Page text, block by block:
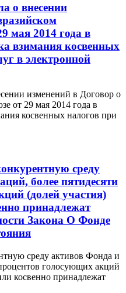
о внесении
мая 2014 года в
взимания косвенных
в электронной
изменений в Договор о
от 29 мая 2014 года в
косвенных налогов при
среду
более пятидесяти
(долей участия)
принадлежат
Закона О Фонде
среду активов Фонда и
голосующих акций
косвенно принадлежат